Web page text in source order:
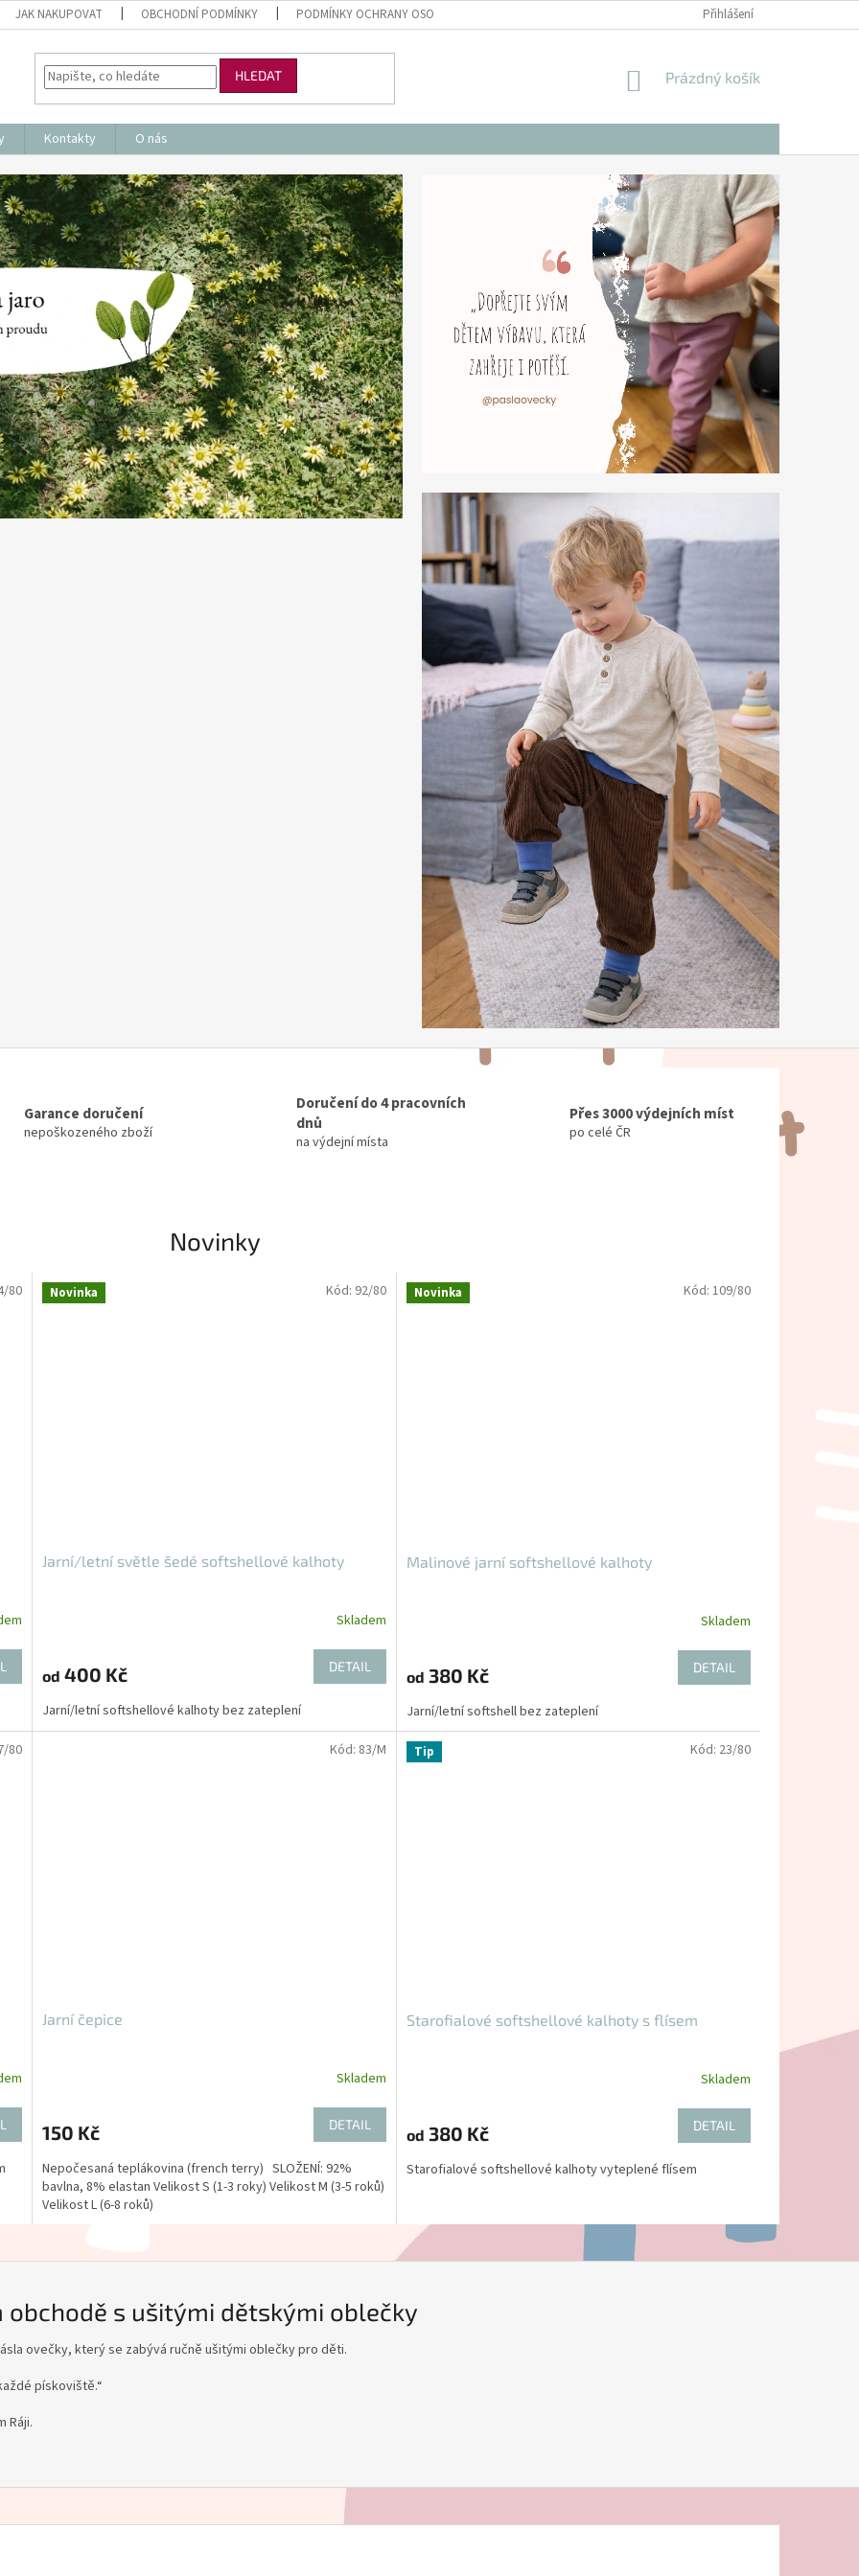
JAK NAKUPOVAT OBCHODNÍ PODMÍNKY PODMÍNKY OCHRANY OSOBNÍCH ÚDAJŮ Přihlášení
HLEDAT
NÁKUPNÍ
Prázdný košík
Kontakty O nás
Garance doručení
nepoškozeného zboží
Doručení do 4 pracovních
dnů
na výdejní místa
Přes 3000 výdejních míst
po celé ČR
Novinky
80 Novinka
Jarní/letní světle šedé softshellové kalhoty
Skladem
od 400 Kč DETAIL
Jarní/letní softshellové kalhoty bez zateplení
Kód: 92/80 Novinka
Malinové jarní softshellové kalhoty
Skladem
od 380 Kč DETAIL
Jarní/letní softshell bez zateplení
Kód: 109/80
80
Jarní čepice
Skladem
150 Kč DETAIL
Nepočesaná teplákovina (french terry) SLOŽENÍ: 92%
bavlna, 8% elastan Velikost S (1-3 roky) Velikost M (3-5 roků)
Velikost L (6-8 roků)
Kód: 83/M Tip
Starofialové softshellové kalhoty s flísem
Skladem
od 380 Kč DETAIL
Starofialové softshellové kalhoty vyteplené flísem
Kód: 23/80
obchodě s ušitými dětskými oblečky
ovečky, který se zabývá ručně ušitými oblečky pro děti.
pískoviště.“
Ráji.